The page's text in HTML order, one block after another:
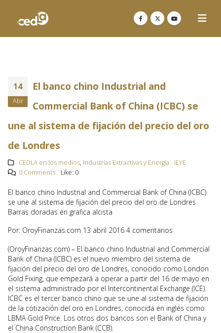
14
Abr
El banco chino Industrial and
Commercial Bank of China (ICBC) se
une al sistema de fijación del precio del oro
de Londres
CEDLA en los medios, Industrias Extractivas y Energía - IEYE
0 Comments
Like: 0
El banco chino Industrial and Commercial Bank of China (ICBC)
se une al sistema de fijación del precio del oro de Londres
Barras doradas en grafica alcista
Por: OroyFinanzas.com 13 abril 2016 4 comentarios
(OroyFinanzas.com) – El banco chino Industrial and Commercial
Bank of China (ICBC) es el nuevo miembro del sistema de
fijación del precio del oro de Londres, conocido como London
Gold Fixing, que empezará a operar a partir del 16 de mayo en
el sistema administrado por el Intercontinental Exchange (ICE).
ICBC es el tercer banco chino que se une al sistema de fijación
de la cotización del oro en Londres, conocida en inglés como
LBMA Gold Price. Los otros dos bancos son el Bank of China y
el China Construction Bank (CCB).